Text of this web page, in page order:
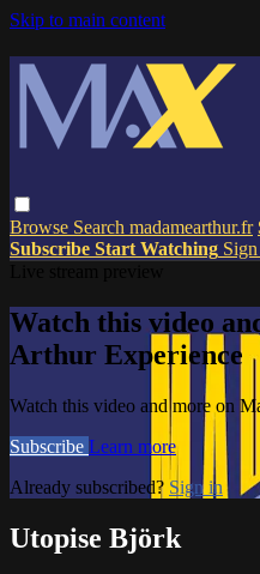
Skip to main content
Browse Search madamearthur.fr
Subscribe Start Watching
Watch this video
Arthur Experience
Watch this video and more on
Subscribe Learn more
Already subscribed? Sign in
Utopise Björk